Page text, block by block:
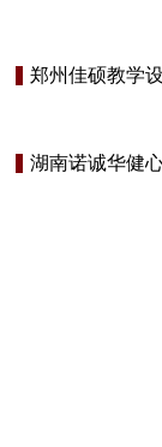
郑州佳硕教学
湖南诺诚华健